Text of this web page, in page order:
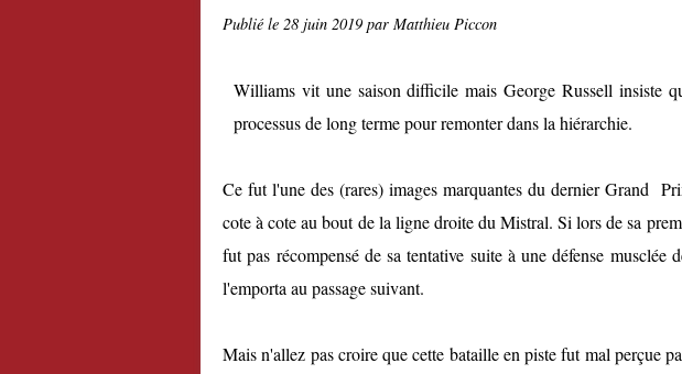
Publié le 28 juin 2019 par Matthieu Piccon
Williams vit une saison difficile mais George Russell insiste
processus de long terme pour remonter dans la hiérarchie.
Ce fut l'une des (rares) images marquantes du dernier Grand
cote à cote au bout de la ligne droite du Mistral. Si lors de sa
fut pas récompensé de sa tentative suite à une défense musclée
l'emporta au passage suivant.
Mais n'allez pas croire que cette bataille en piste fut mal perçue